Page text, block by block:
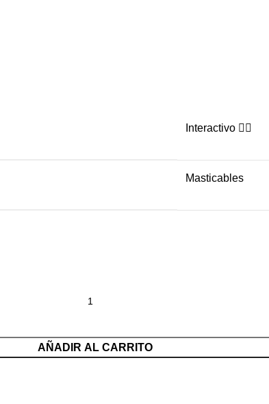
Interactivo 🤹‍♂️
Masticables
AÑADIR AL CARRITO